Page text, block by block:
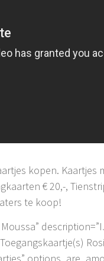
kopen. Kaartjes
€ 20,-,
te koop!